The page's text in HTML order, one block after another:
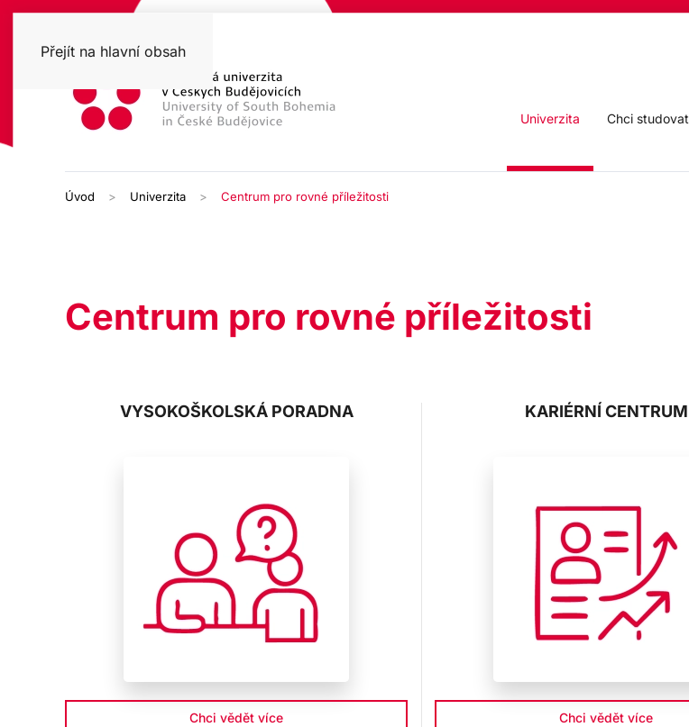
Přejít na hlavní obsah
Univerzita Chci studovat
Úvod Univerzita Centrum pro rovné příležitosti
Centrum pro rovné příležitosti
VYSOKOŠKOLSKÁ PORADNA
Chci vědět více
KARIÉRNÍ CENTRUM
Chci vědět více